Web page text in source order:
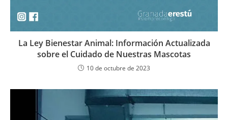
La Ley Bienestar Animal: Información Actualizada
sobre el Cuidado de Nuestras Mascotas
10 de octubre de 2023